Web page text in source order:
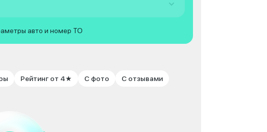
авто и номер ТО
Рейтинг от 4★ С фото С отзывами